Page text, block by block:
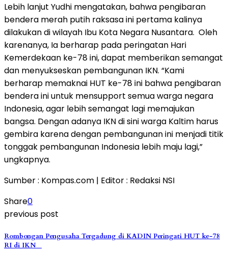
Lebih lanjut Yudhi mengatakan, bahwa pengibaran
bendera merah putih raksasa ini pertama kalinya
dilakukan di wilayah Ibu Kota Negara Nusantara. Oleh
karenanya, Ia berharap pada peringatan Hari
Kemerdekaan ke-78 ini, dapat memberikan semangat
dan menyukseskan pembangunan IKN. “Kami
berharap memaknai HUT ke-78 ini bahwa pengibaran
bendera ini untuk mensupport semua warga negara
Indonesia, agar lebih semangat lagi memajukan
bangsa. Dengan adanya IKN di sini warga Kaltim harus
gembira karena dengan pembangunan ini menjadi titik
tonggak pembangunan Indonesia lebih maju lagi,”
ungkapnya.
Sumber : Kompas.com | Editor : Redaksi NSI
Share0
previous post
Rombongan Pengusaha Tergadung di KADIN Peringati HUT ke-78
RI di IKN